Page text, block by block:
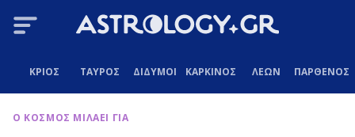
ΚΡΙΟΣ ΤΑΥΡΟΣ ΔΙΔΥΜΟΙ ΚΑΡΚΙΝΟΣ ΛΕΩΝ ΠΑΡΘΕΝΟΣ
Ο ΚΟΣΜΟΣ ΜΙΛΑΕΙ ΓΙΑ